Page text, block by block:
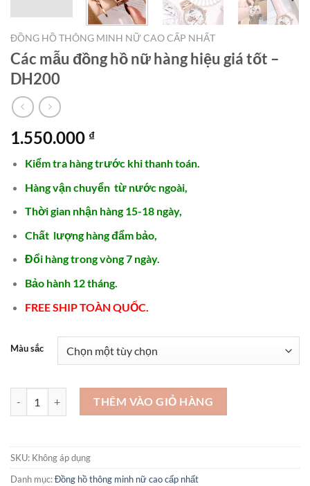
ĐỒNG HỒ THÔNG MINH NỮ CAO CẤP NHẤT
Các mẫu đồng hồ nữ hàng hiệu giá tốt –
DH200
1.550.000 ₫
Kiểm tra hàng trước khi thanh toán.
Hàng vận chuyển từ nước ngoài,
Thời gian nhận hàng 15-18 ngày,
Chất lượng hàng đẩm bảo,
Đổi hàng trong vòng 7 ngày.
Bảo hành 12 tháng.
FREE SHIP TOÀN QUỐC.
Màu sắc
Các mẫu đồng hồ nữ hàng hiệu giá tốt - DH200 số lượng
THÊM VÀO GIỎ HÀNG
SKU: Không áp dụng
Danh mục:Đồng hồ thông minh nữ cao cấp nhất